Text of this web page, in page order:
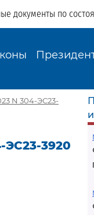
документы по
N 304-ЭС23-
ЭС23-3920